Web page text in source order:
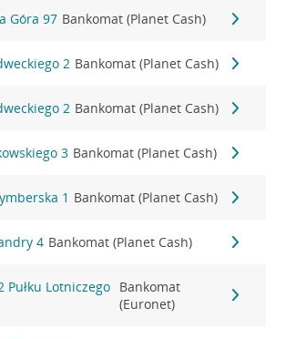
Góra 97 Bankomat (Planet Cash)
2 Bankomat (Planet Cash)
2 Bankomat (Planet Cash)
3 Bankomat (Planet Cash)
1 Bankomat (Planet Cash)
4 Bankomat (Planet Cash)
Pułku Lotniczego Bankomat
(Euronet)